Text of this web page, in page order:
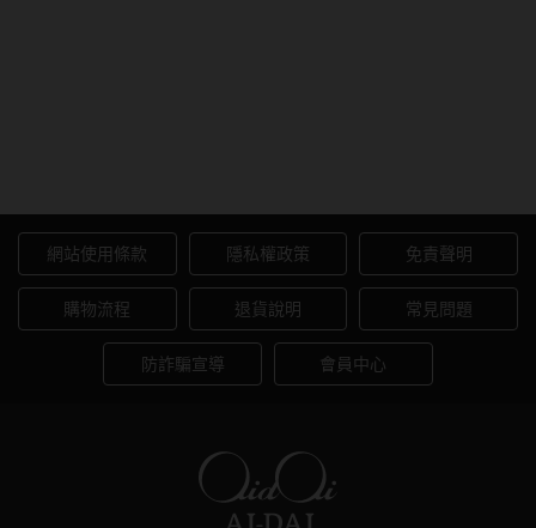
網站使用條款 隱私權政策 免責聲明
購物流程 退貨說明 常見問題
防詐騙宣導 會員中心